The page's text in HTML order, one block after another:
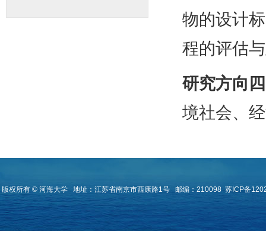
物的设计
程的评估
研究方向
境社会、
版权所有 © 河海大学 地址：江苏省南京市西康路1号 邮编：210098 苏ICP备